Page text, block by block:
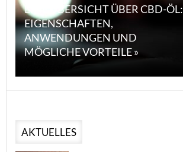
EINE ÜBERSICHT ÜBER CBD-ÖL:
EIGENSCHAFTEN,
ANWENDUNGEN UND
MÖGLICHE VORTEILE »
AKTUELLES